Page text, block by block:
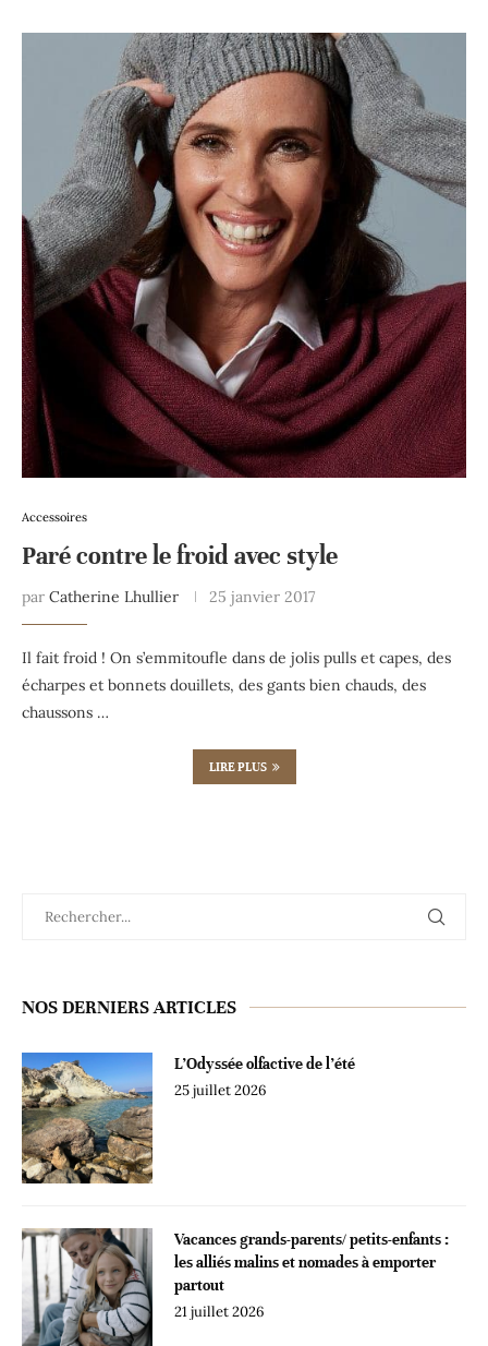
Accessoires
Paré contre le froid avec style
par Catherine Lhullier 25 janvier 2017
Il fait froid ! On s’emmitoufle dans de jolis pulls et capes, des
écharpes et bonnets douillets, des gants bien chauds, des
chaussons …
LIRE PLUS
NOS DERNIERS ARTICLES
L’Odyssée olfactive de l’été
25 juillet 2026
Vacances grands-parents/ petits-enfants :
les alliés malins et nomades à emporter
partout
21 juillet 2026